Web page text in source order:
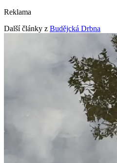
Reklama
Další články z Budějcká Drbna